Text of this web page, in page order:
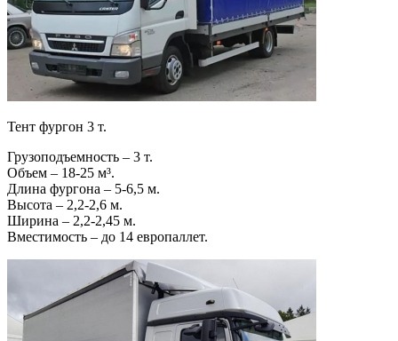
Тент фургон 3 т.
Грузоподъемность – 3 т.
Объем – 18-25 м³.
Длина фургона – 5-6,5 м.
Высота – 2,2-2,6 м.
Ширина – 2,2-2,45 м.
Вместимость – до 14 европаллет.